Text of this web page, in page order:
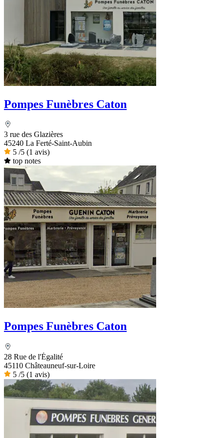
Pompes Funèbres Caton
3 rue des Glazières
45240 La Ferté-Saint-Aubin
5 /5 (1 avis)
top notes
Pompes Funèbres Caton
28 Rue de l'Égalité
45110 Châteauneuf-sur-Loire
5 /5 (1 avis)